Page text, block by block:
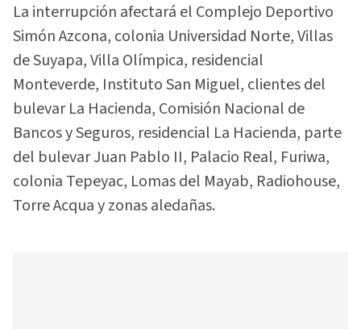
La interrupción afectará el Complejo Deportivo
Simón Azcona, colonia Universidad Norte, Villas
de Suyapa, Villa Olímpica, residencial
Monteverde, Instituto San Miguel, clientes del
bulevar La Hacienda, Comisión Nacional de
Bancos y Seguros, residencial La Hacienda, parte
del bulevar Juan Pablo II, Palacio Real, Furiwa,
colonia Tepeyac, Lomas del Mayab, Radiohouse,
Torre Acqua y zonas aledañas.